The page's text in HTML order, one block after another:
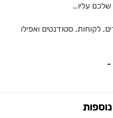
שלכם עליו…
לקוחות, סטודנטים ואפילו
-